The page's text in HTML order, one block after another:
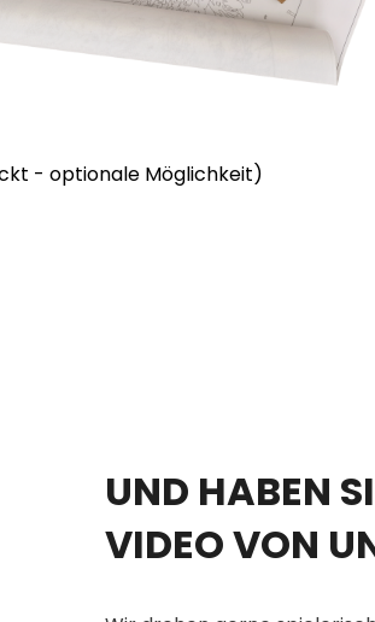
- optionale Möglichkeit)
UND HABEN
VIDEO VON